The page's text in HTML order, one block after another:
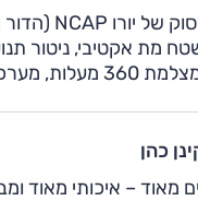
מת אקטיבי, ניטור
אדפטיבית עם
כהן